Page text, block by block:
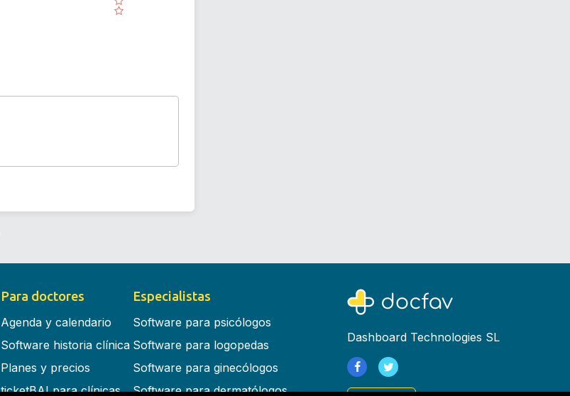
( )
Para doctores
Agenda y calendario
Software historia clínica
Planes y precios
ticketBAI para clínicas
Especialistas
Software para psicólogos
Software para logopedas
Software para ginecólogos
Software para dermatólogos
Dashboard Technologies SL